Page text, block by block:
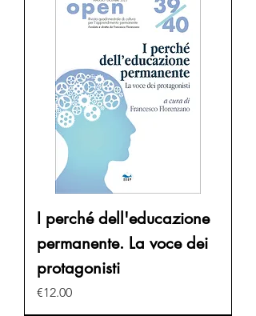
I perché dell'educazione
permanente. La voce dei
protagonisti
Price
€12.00